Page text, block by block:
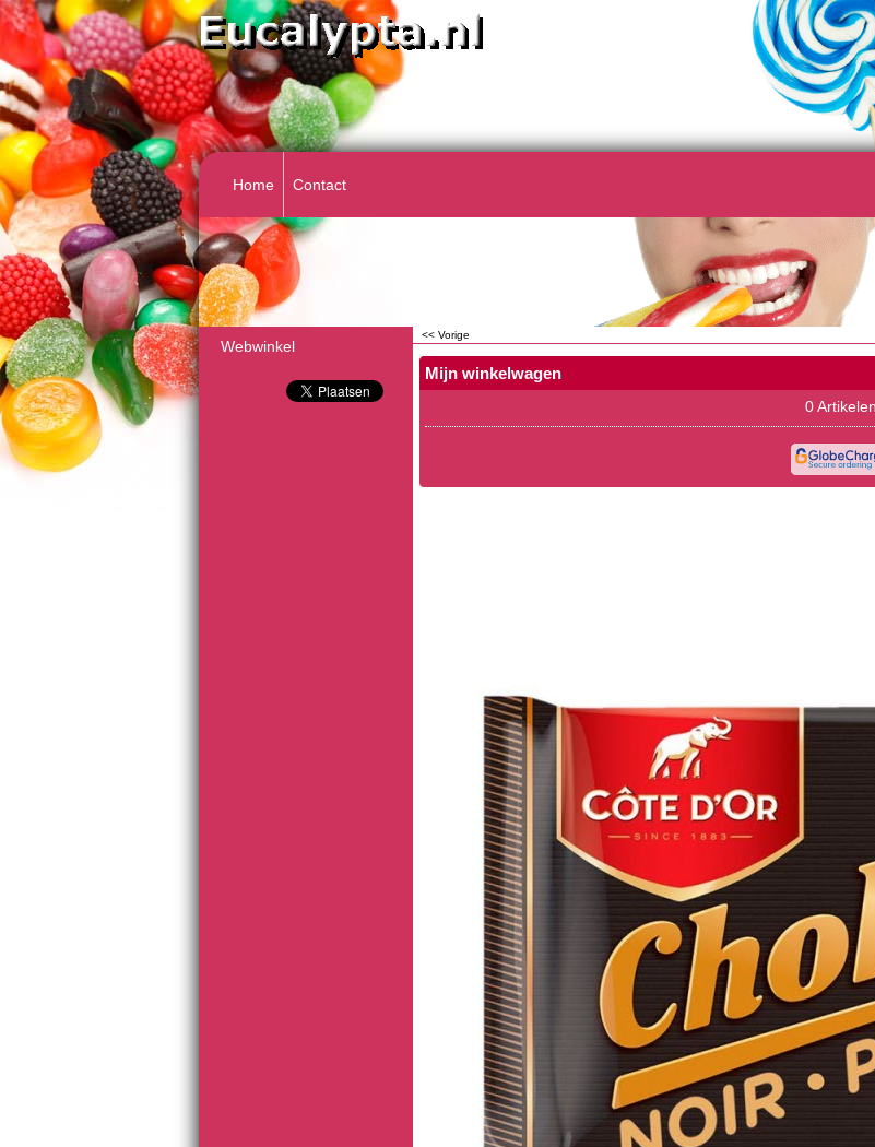
Home Contact
Webwinkel
<< Vorige
Mijn winkelwagen
0Artikelen